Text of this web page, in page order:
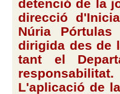
detenció de la
direcció
Núria
dirigida des de
tant el
L'aplicació de